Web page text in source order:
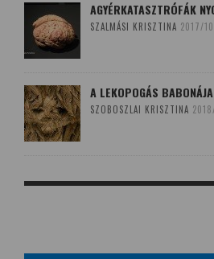
AGYÉRKATASZTRÓFÁK
SZALMÁSI KRISZTINA 2017/
A LEKOPOGÁS BABONÁJA
SZOBOSZLAI KRISZTINA